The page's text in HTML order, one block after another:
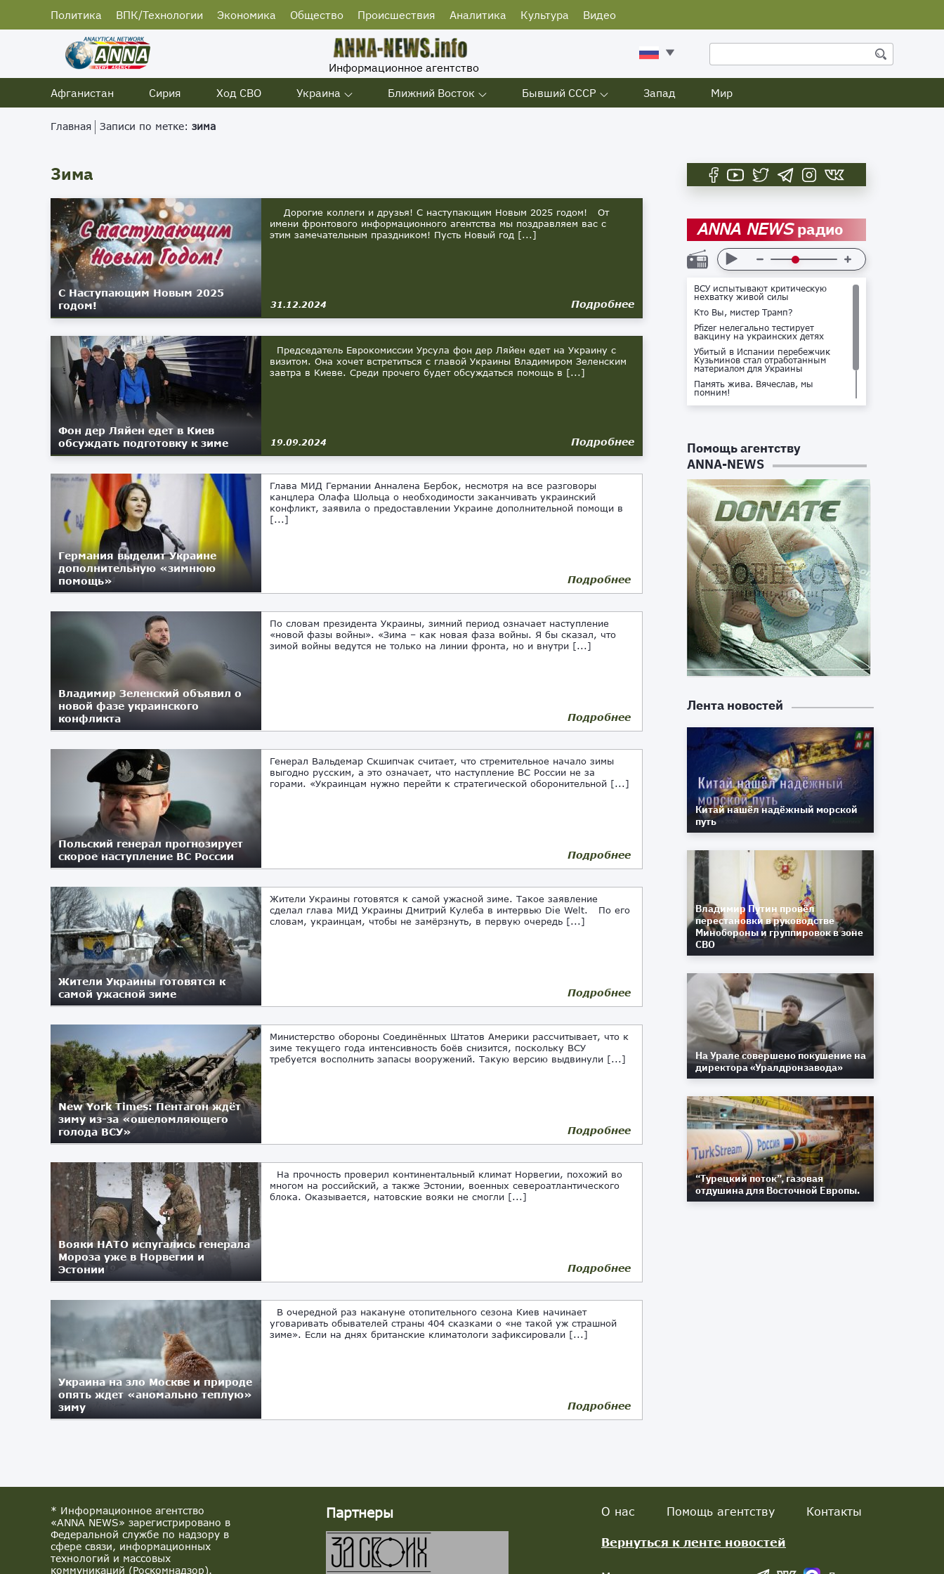
Политика ВПК/Технологии Экономика Общество Происшествия Аналитика Культура Видео
Информационное агентство
Афганистан
Сирия Ход СВО Украина Ближний Восток Бывший СССР Запад Мир
Главная Записи по метке: зима
Зима
С Наступающим Новым 2025
годом!
Дорогие коллеги и друзья! С наступающим Новым 2025 годом! От
имени фронтового информационного агентства мы поздравляем вас с
этим замечательным праздником! Пусть Новый год [...]
31.12.2024 Подробнее
Фон дер Ляйен едет в Киев
обсуждать подготовку к зиме
Председатель Еврокомиссии Урсула фон дер Ляйен едет на Украину с
визитом. Она хочет встретиться с главой Украины Владимиром Зеленским
завтра в Киеве. Среди прочего будет обсуждаться помощь в [...]
19.09.2024 Подробнее
Германия выделит Украине
дополнительную «зимнюю
помощь»
Глава МИД Германии Анналена Бербок, несмотря на все разговоры
канцлера Олафа Шольца о необходимости заканчивать украинский
конфликт, заявила о предоставлении Украине дополнительной помощи в
[...]
17.09.2024 Подробнее
Владимир Зеленский объявил о
новой фазе украинского
конфликта
По словам президента Украины, зимний период означает наступление
«новой фазы войны». «Зима – как новая фаза войны. Я бы сказал, что
зимой войны ведутся не только на линии фронта, но и внутри [...]
01.12.2023 Подробнее
Польский генерал прогнозирует
скорое наступление ВС России
Генерал Вальдемар Скшипчак считает, что стремительное начало зимы
выгодно русским, а это означает, что наступление ВС России не за
горами. «Украинцам нужно перейти к стратегической оборонительной [...]
29.11.2023 Подробнее
Жители Украины готовятся к
самой ужасной зиме
Жители Украины готовятся к самой ужасной зиме. Такое заявление
сделал глава МИД Украины Дмитрий Кулеба в интервью Die Welt. По его
словам, украинцам, чтобы не замёрзнуть, в первую очередь [...]
07.11.2023 Подробнее
New York Times: Пентагон ждёт
зиму из-за «ошеломляющего
голода ВСУ»
Министерство обороны Соединённых Штатов Америки рассчитывает, что к
зиме текущего года интенсивность боёв снизится, поскольку ВСУ
требуется восполнить запасы вооружений. Такую версию выдвинули [...]
20.08.2023 Подробнее
Вояки НАТО испугались генерала
Мороза уже в Норвегии и
Эстонии
На прочность проверил континентальный климат Норвегии, похожий во
многом на российский, а также Эстонии, военных североатлантического
блока. Оказывается, натовские вояки не смогли [...]
06.01.2019 Подробнее
Украина на зло Москве и природе
опять ждет «аномально теплую»
зиму
В очередной раз накануне отопительного сезона Киев начинает
уговаривать обывателей страны 404 сказками о «не такой уж страшной
зиме». Если на днях британские климатологи зафиксировали [...]
27.09.2018 Подробнее
ANNA NEWSрадио
ВСУ испытывают критическую
нехватку живой силы
Кто Вы, мистер Трамп?
Pfizer нелегально тестирует
вакцину на украинских детях
Убитый в Испании перебежчик
Кузьминов стал отработанным
материалом для Украины
Память жива. Вячеслав, мы
помним!
Не доставайся ты никому!
Помощь агентству
ANNA-NEWS
Лента новостей
Китай нашёл надёжный морской
путь
Владимир Путин провёл
перестановки в руководстве
Минобороны и группировок в зоне
СВО
На Урале совершено покушение на
директора «Уралдронзавода»
“Турецкий поток”, газовая
отдушина для Восточной Европы.
* Информационное агентство
«ANNA NEWS» зарегистрировано в
Федеральной службе по надзору в
сфере связи, информационных
технологий и массовых
коммуникаций (Роскомнадзор).
Партнеры О нас Помощь агентству Контакты
Вернуться к ленте новостей